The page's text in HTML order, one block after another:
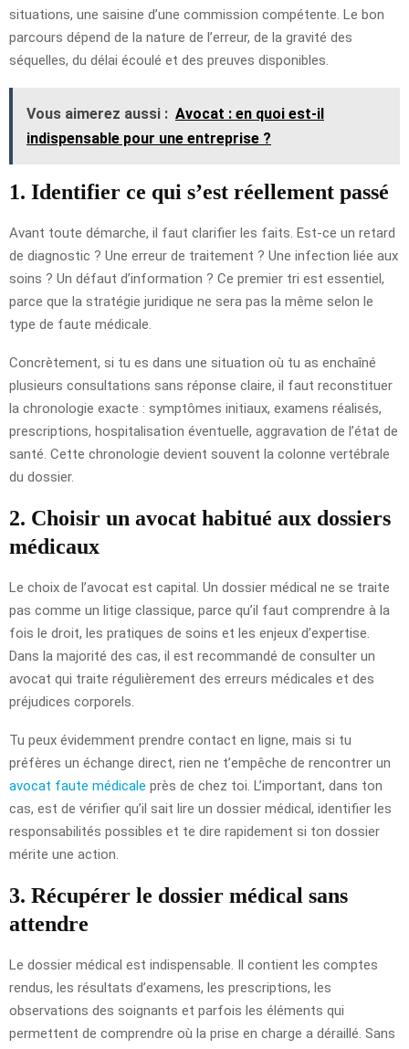
situations, une saisine d’une commission compétente. Le bon
parcours dépend de la nature de l’erreur, de la gravité des
séquelles, du délai écoulé et des preuves disponibles.
Vous aimerez aussi : Avocat : en quoi est-il
indispensable pour une entreprise ?
1. Identifier ce qui s’est réellement passé
Avant toute démarche, il faut clarifier les faits. Est-ce un retard
de diagnostic ? Une erreur de traitement ? Une infection liée aux
soins ? Un défaut d’information ? Ce premier tri est essentiel,
parce que la stratégie juridique ne sera pas la même selon le
type de faute médicale.
Concrètement, si tu es dans une situation où tu as enchaîné
plusieurs consultations sans réponse claire, il faut reconstituer
la chronologie exacte : symptômes initiaux, examens réalisés,
prescriptions, hospitalisation éventuelle, aggravation de l’état de
santé. Cette chronologie devient souvent la colonne vertébrale
du dossier.
2. Choisir un avocat habitué aux dossiers
médicaux
Le choix de l’avocat est capital. Un dossier médical ne se traite
pas comme un litige classique, parce qu’il faut comprendre à la
fois le droit, les pratiques de soins et les enjeux d’expertise.
Dans la majorité des cas, il est recommandé de consulter un
avocat qui traite régulièrement des erreurs médicales et des
préjudices corporels.
Tu peux évidemment prendre contact en ligne, mais si tu
préfères un échange direct, rien ne t’empêche de rencontrer un
avocat faute médicale près de chez toi. L’important, dans ton
cas, est de vérifier qu’il sait lire un dossier médical, identifier les
responsabilités possibles et te dire rapidement si ton dossier
mérite une action.
3. Récupérer le dossier médical sans
attendre
Le dossier médical est indispensable. Il contient les comptes
rendus, les résultats d’examens, les prescriptions, les
observations des soignants et parfois les éléments qui
permettent de comprendre où la prise en charge a déraillé. Sans